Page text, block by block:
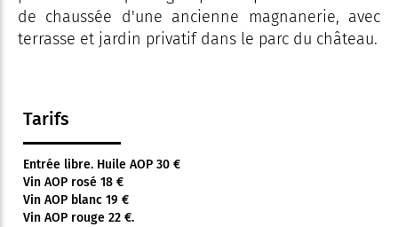
de chaussée d'une ancienne magnanerie, avec
terrasse et jardin privatif dans le parc du château.
Tarifs
Entrée libre. Huile AOP 30 €
Vin AOP rosé 18 €
Vin AOP blanc 19 €
Vin AOP rouge 22 €.